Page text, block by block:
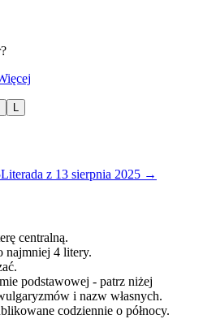
Literada z 13 sierpnia 2025 →
centralną.
najmniej 4 litery.
podstawowej - patrz niżej
i nazw własnych.
codziennie o północy.